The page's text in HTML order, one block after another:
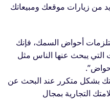
من زيارات موقعك ومبيعاتك
أحواض السمك، فإنك
يبحث عنها الناس مثل
بشكل متكرر عند البحث عن
التجارية بمجال